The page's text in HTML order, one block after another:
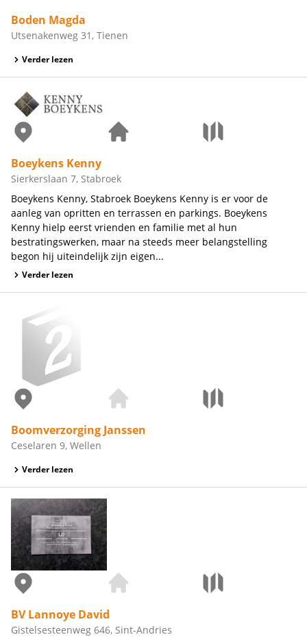
Boden Magda
Utsenakenweg 31, Tienen
Verder lezen
Boeykens Kenny
Sierkerslaan 7, Stabroek
Boeykens Kenny, Stabroek Boeykens Kenny is er voor de
aanleg van opritten en terrassen en parkings. Boeykens
Kenny hielp eerst vrienden en familie met al hun
bestratingswerken, maar na steeds meer belangstelling
begon hij uiteindelijk zijn eigen...
Verder lezen
Boomverzorging Janssen
Ceselaren 9, Wellen
Verder lezen
BV Lannoye David
Gistelsesteenweg 646, Sint-Andries